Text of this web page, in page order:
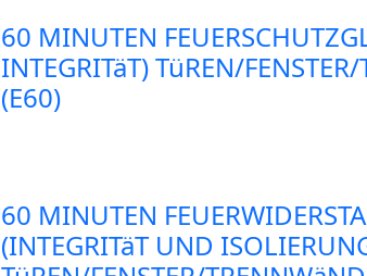
60 MINUTEN
INTEGRITäT) TüREN/
(E60)
60 MINUTEN
(INTEGRITäT UND